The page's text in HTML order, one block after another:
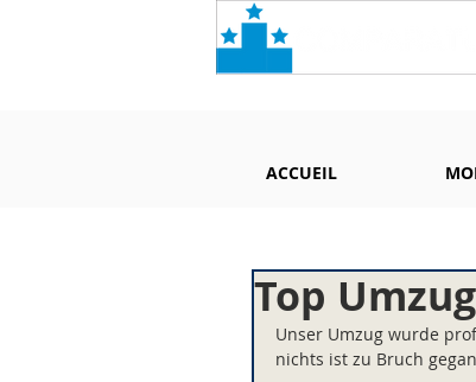
ACCUEIL
Top
Unser Umzug wurde
nichts ist zu Bruch